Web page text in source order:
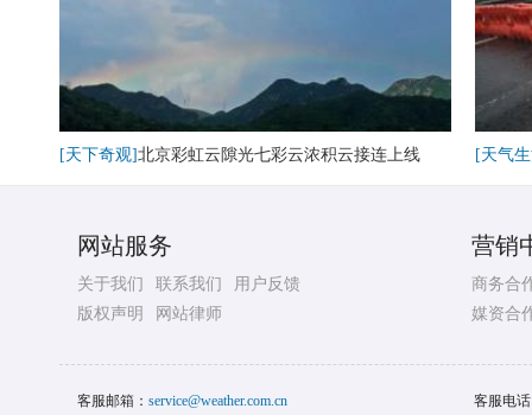
[天下奇观]北京彩虹云隙光七彩云浓积云接连上线 [天气
网站服务
关于我们 联系我们
用户反馈
版权声明
网站律师
营销
商务合
媒资合
客服邮箱： service@weather.com.cn 客服电